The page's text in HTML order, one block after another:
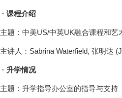
· 课程介绍
主题：中美US/中英UK融合课程和艺
主讲人：Sabrina Waterfield, 张明达
· 升学情况
主题：升学指导办公室的指导与支持